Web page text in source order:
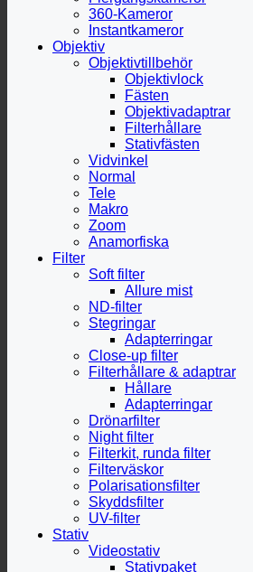
360-Kameror
Instantkameror
Objektiv
Objektivtillbehör
Objektivlock
Fästen
Objektivadaptrar
Filterhållare
Stativfästen
Vidvinkel
Normal
Tele
Makro
Zoom
Anamorfiska
Filter
Soft filter
Allure mist
ND-filter
Stegringar
Adapterringar
Close-up filter
Filterhållare & adaptrar
Hållare
Adapterringar
Drönarfilter
Night filter
Filterkit, runda filter
Filterväskor
Polarisationsfilter
Skyddsfilter
UV-filter
Stativ
Videostativ
Stativpaket